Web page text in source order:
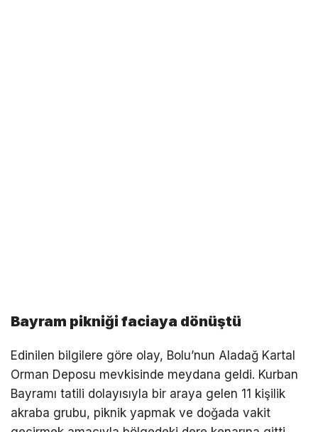
Bayram pikniği faciaya dönüştü
Edinilen bilgilere göre olay, Bolu’nun Aladağ Kartal
Orman Deposu mevkisinde meydana geldi. Kurban
Bayramı tatili dolayısıyla bir araya gelen 11 kişilik
akraba grubu, piknik yapmak ve doğada vakit